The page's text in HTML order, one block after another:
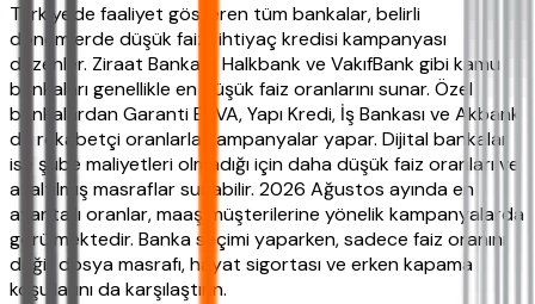
Türkiye'de faaliyet gösteren tüm bankalar, belirli
dönemlerde düşük faizli ihtiyaç kredisi kampanyası
düzenler. Ziraat Bankası, Halkbank ve VakıfBank gibi kamu
bankaları genellikle en düşük faiz oranlarını sunar. Özel
bankalardan Garanti BBVA, Yapı Kredi, İş Bankası ve Akbank
da rekabetçi oranlarla kampanyalar yapar. Dijital bankalar
ise şube maliyetleri olmadığı için daha düşük faiz oranları ve
azaltılmış masraflar sunabilir. 2026 Ağustos ayında en
avantajlı oranlar, maaş müşterilerine yönelik kampanyalarda
görülmektedir. Banka seçimi yaparken, sadece faiz oranını
değil; dosya masrafı, hayat sigortası ve erken kapama
koşullarını da karşılaştırın.